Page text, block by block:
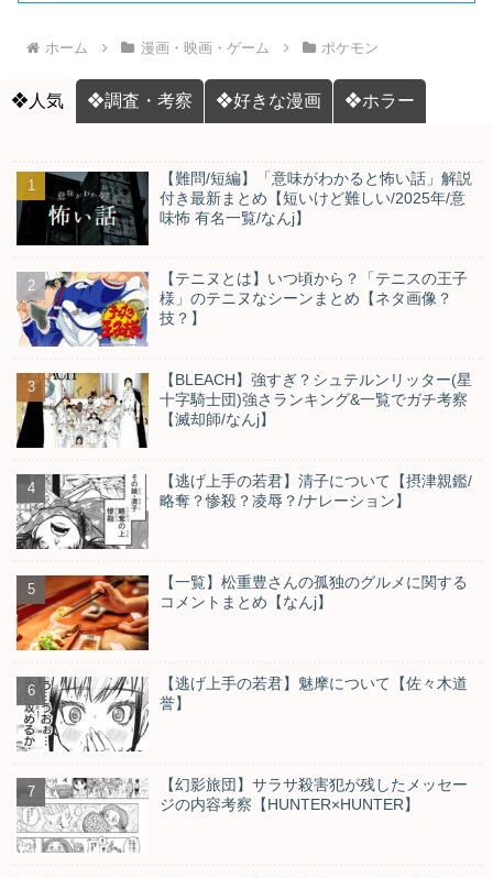
ホーム 漫画・映画・ゲーム ポケモン
❖人気 ❖調査・考察 ❖好きな漫画 ❖ホラー
【難問/短編】「意味がわかると怖い話」解説
付き最新まとめ【短いけど難しい/2025年/意
味怖 有名一覧/なんj】
【テニヌとは】いつ頃から？「テニスの王子
様」のテニヌなシーンまとめ【ネタ画像？
技？】
【BLEACH】強すぎ？シュテルンリッター(星
十字騎士団)強さランキング&一覧でガチ考察
【滅却師/なんj】
【逃げ上手の若君】清子について【摂津親鑑/
略奪？惨殺？凌辱？/ナレーション】
【一覧】松重豊さんの孤独のグルメに関する
コメントまとめ【なんj】
【逃げ上手の若君】魅摩について【佐々木道
誉】
【幻影旅団】サラサ殺害犯が残したメッセー
ジの内容考察【HUNTER×HUNTER】